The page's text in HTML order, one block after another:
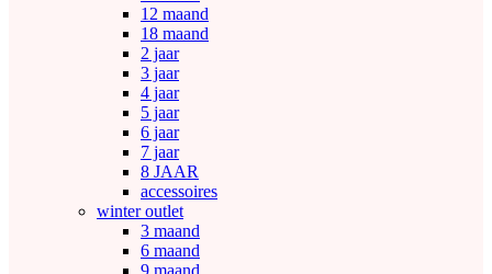
12 maand
18 maand
2 jaar
3 jaar
4 jaar
5 jaar
6 jaar
7 jaar
8 JAAR
accessoires
winter outlet
3 maand
6 maand
9 maand